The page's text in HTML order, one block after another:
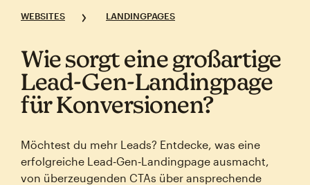
WEBSITES LANDINGPAGES
Wie sorgt eine großartige
Lead‑Gen‑Landingpage
für Konversionen?
Möchtest du mehr Leads? Entdecke, was eine
erfolgreiche Lead‑Gen‑Landingpage ausmacht,
von überzeugenden CTAs über ansprechende